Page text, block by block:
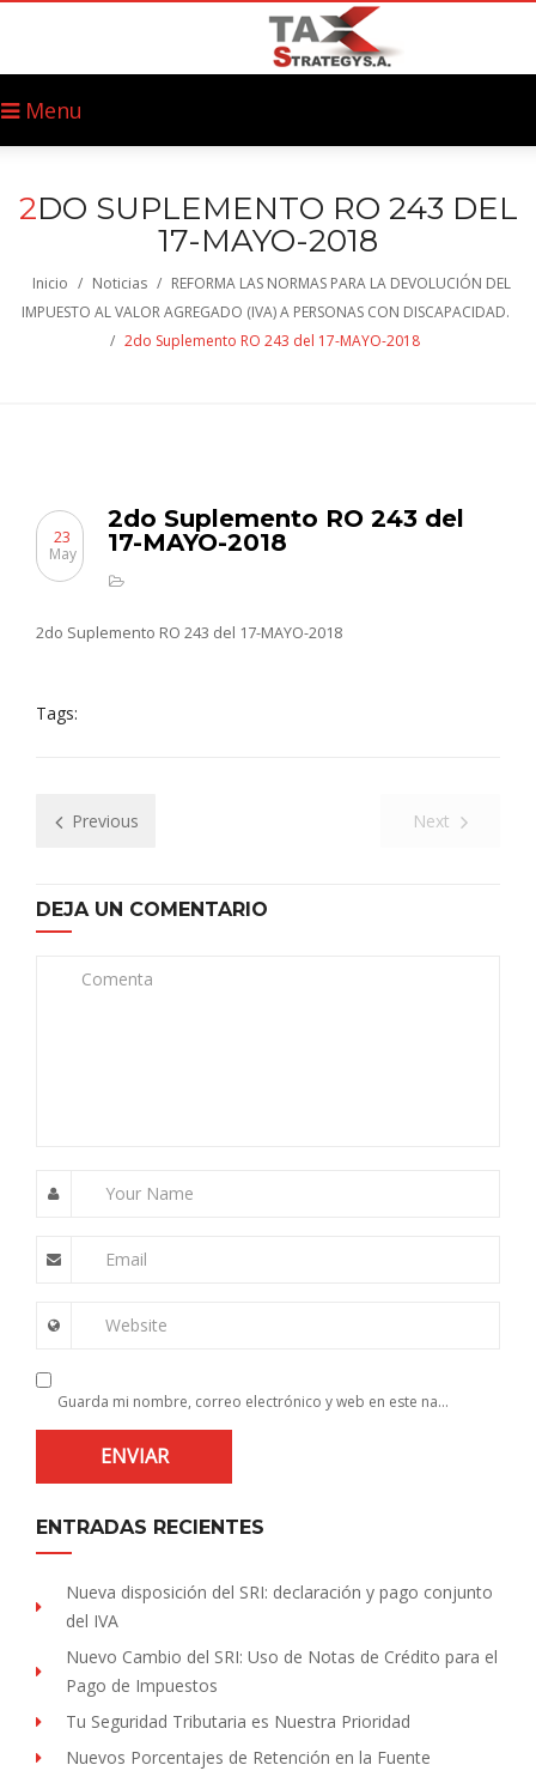
Menu
2DO SUPLEMENTO RO 243 DEL
17-MAYO-2018
Inicio / Noticias / REFORMA LAS NORMAS PARA LA DEVOLUCIÓN DEL
IMPUESTO AL VALOR AGREGADO (IVA) A PERSONAS CON DISCAPACIDAD.
/ 2do Suplemento RO 243 del 17-MAYO-2018
2do Suplemento RO 243 del
17-MAYO-2018
23
May
2do Suplemento RO 243 del 17-MAYO-2018
Tags:
Previous Next
DEJA UN COMENTARIO
Comenta
Your Name
Email
Website
Guarda mi nombre, correo electrónico y web en este navegador para la próxima vez que comente.
ENTRADAS RECIENTES
Nueva disposición del SRI: declaración y pago conjunto
del IVA
Nuevo Cambio del SRI: Uso de Notas de Crédito para el
Pago de Impuestos
Tu Seguridad Tributaria es Nuestra Prioridad
Nuevos Porcentajes de Retención en la Fuente